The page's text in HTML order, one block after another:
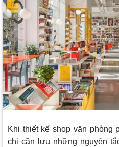
Khi thiết kế shop văn phòng
chị cần lưu những nguyên